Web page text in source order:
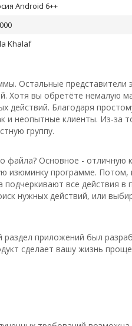
Android 6++
Khalaf
Остальные представители
Хотя вы обретёте немалую
действий. Благодаря
и неопытные клиенты. Из-за
группу.
Основное - отличную
изюминку программе. Потом,
все действия
нужных действий, или
приложений был
сделает вашу жизнь